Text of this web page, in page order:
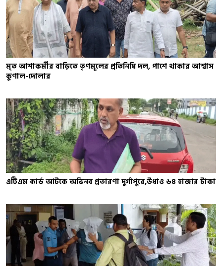
মৃত আশাকর্মীর বাড়িতে তৃণমূলের প্রতিনিধি দল, পাশে থাকার আশ্বাস
কুণাল-দোলার
এটিএম কার্ড আটকে অভিনব প্রতারণা দুর্গাপুরে,উধাও ৬৪ হাজার টাকা